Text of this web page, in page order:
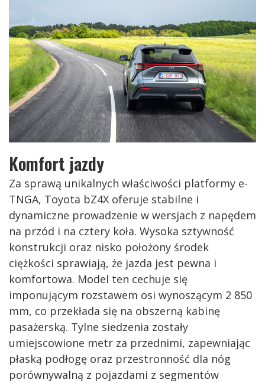
Komfort jazdy
Za sprawą unikalnych właściwości platformy e-
TNGA, Toyota bZ4X oferuje stabilne i
dynamiczne prowadzenie w wersjach z napędem
na przód i na cztery koła. Wysoka sztywność
konstrukcji oraz nisko położony środek
ciężkości sprawiają, że jazda jest pewna i
komfortowa. Model ten cechuje się
imponującym rozstawem osi wynoszącym 2 850
mm, co przekłada się na obszerną kabinę
pasażerską. Tylne siedzenia zostały
umiejscowione metr za przednimi, zapewniając
płaską podłogę oraz przestronność dla nóg
porównywalną z pojazdami z segmentów